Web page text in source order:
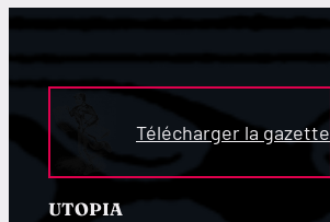
Télécharger la gazette
UTOPIA